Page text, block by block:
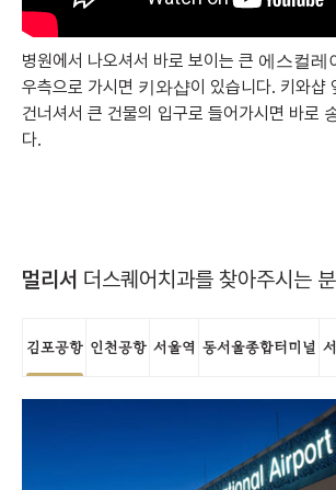
병원에서 나오셔서 바로 보이는 큰 에스컬레
우측으로 가시면 키와샵이 있습니다. 키와샵
건너셔서 큰 건물의 입구로 들어가시면 바로
다.
멀리서 더스퀘어치과를 찾아주시는
김포공항 인천공항 서울역 동서울종합터미널